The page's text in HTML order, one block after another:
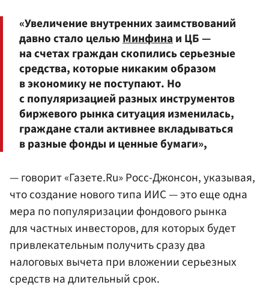
«Увеличение внутренних заимствований
давно стало цельюМинфинаи ЦБ —
на счетах граждан скопились серьезные
средства, которые никаким образом
в экономику не поступают. Но
с популяризацией разных инструментов
биржевого рынка ситуация изменилась,
граждане стали активнее вкладываться
в разные фонды и ценные бумаги»,
— говорит «Газете.Ru» Росс-Джонсон, указывая,
что создание нового типа ИИС — это еще одна
мера по популяризации фондового рынка
для частных инвесторов, для которых будет
привлекательным получить сразу два
налоговых вычета при вложении серьезных
средств на длительный срок.